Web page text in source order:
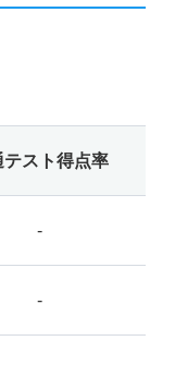
テスト得点率
-
-